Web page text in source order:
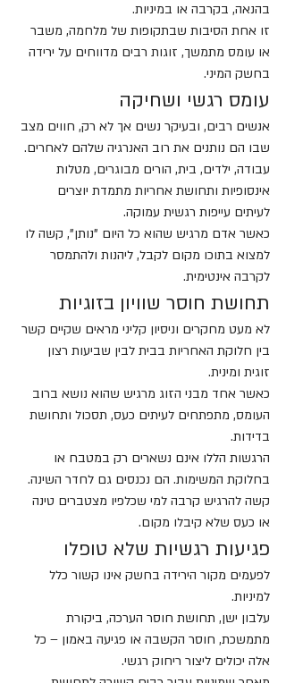
בהנאה, בקרבה או במיניות.
זו אחת הסיבות שבתקופות של מלחמה, משבר
או עומס מתמשך, זוגות רבים מדווחים על ירידה
בחשק המיני.
עומס רגשי ושחיקה
אנשים רבים, ובעיקר נשים אך לא רק, חווים מצב
שבו הם נותנים את רוב האנרגיה שלהם לאחרים.
עבודה, ילדים, בית, הורים מבוגרים, מטלות
אינסופיות ותחושת אחריות מתמדת יוצרים
לעיתים עייפות רגשית עמוקה.
כאשר אדם מרגיש שהוא כל היום "נותן", קשה לו
למצוא בתוכו מקום לקבל, ליהנות ולהתמסר
לקרבה אינטימית.
תחושת חוסר שוויון בזוגיות
לא מעט מחקרים וניסיון קליני מראים שקיים קשר
בין חלוקת האחריות בבית לבין שביעות רצון
זוגית ומינית.
כאשר אחד מבני הזוג מרגיש שהוא נושא ברוב
העומס, מתפתחים לעיתים כעס, תסכול ותחושת
בדידות.
הרגשות הללו אינם נשארים רק במטבח או
בחלוקת המשימות. הם נכנסים גם לחדר השינה.
קשה להרגיש קרבה למי שכלפיו מצטברים טינה
או כעס שלא קיבלו מקום.
פגיעות רגשיות שלא טופלו
לפעמים מקור הירידה בחשק אינו קשור כלל
למיניות.
עלבון ישן, תחושת חוסר הערכה, ביקורת
מתמשכת, חוסר הקשבה או פגיעה באמון – כל
אלה יכולים ליצור ריחוק רגשי.